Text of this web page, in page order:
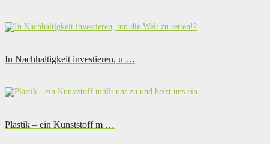
In Nachhaltigkeit investieren, u …
Plastik – ein Kunststoff m …